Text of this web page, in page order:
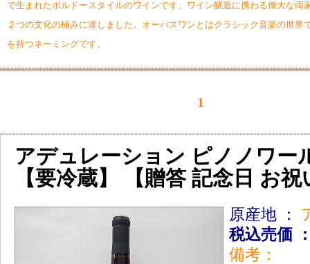
で生まれたボルドースタイルのワインです。ワイン醸造に携わる偉大な両
２つの文化の極みに達しました。オーパスワンとはクラシック音楽の世界
を持つネーミングです。
1
アデュレーション ピノノワー
【要冷蔵】 【贈答 記念日 お
原産地 ：
税込売価
備考：